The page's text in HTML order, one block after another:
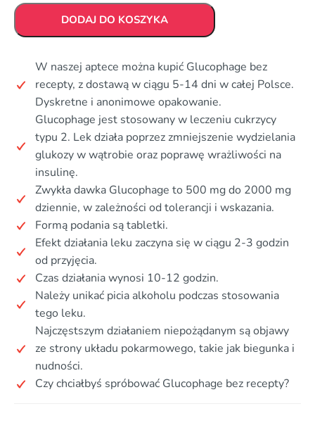
DODAJ DO KOSZYKA
W naszej aptece można kupić Glucophage bez
recepty, z dostawą w ciągu 5-14 dni w całej Polsce.
Dyskretne i anonimowe opakowanie.
Glucophage jest stosowany w leczeniu cukrzycy
typu 2. Lek działa poprzez zmniejszenie wydzielania
glukozy w wątrobie oraz poprawę wrażliwości na
insulinę.
Zwykła dawka Glucophage to 500 mg do 2000 mg
dziennie, w zależności od tolerancji i wskazania.
Formą podania są tabletki.
Efekt działania leku zaczyna się w ciągu 2-3 godzin
od przyjęcia.
Czas działania wynosi 10-12 godzin.
Należy unikać picia alkoholu podczas stosowania
tego leku.
Najczęstszym działaniem niepożądanym są objawy
ze strony układu pokarmowego, takie jak biegunka i
nudności.
Czy chciałbyś spróbować Glucophage bez recepty?